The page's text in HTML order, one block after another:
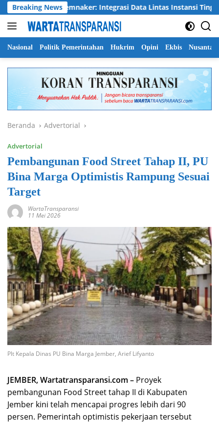
Langsung
ke
konten
Breaking News
Kemnaker: Integrasi Data Lintas Instansi Tingkatkan
Nasional Politik Pemerintahan Hukrim Opini Ekbis Nusantara
Beranda Advertorial
Advertorial
Pembangunan Food Street Tahap II, PU
Bina Marga Optimistis Rampung Sesuai
Target
WartaTransparansi
11 Mei 2026
Plt Kepala Dinas PU Bina Marga Jember, Arief Lifyanto
JEMBER, Wartatransparansi.com – Proyek
pembangunan Food Street tahap II di Kabupaten
Jember kini telah mencapai progres lebih dari 90
persen. Pemerintah optimistis pekerjaan tersebut